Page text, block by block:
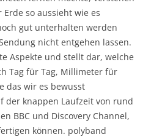
so aussieht wie es
gut unterhalten werden
nicht entgehen lassen.
Aspekte und stellt dar, welche
Tag für Tag, Millimeter für
das wir es bewusst
der knappen Laufzeit von rund
BBC und Discovery Channel,
können. polyband